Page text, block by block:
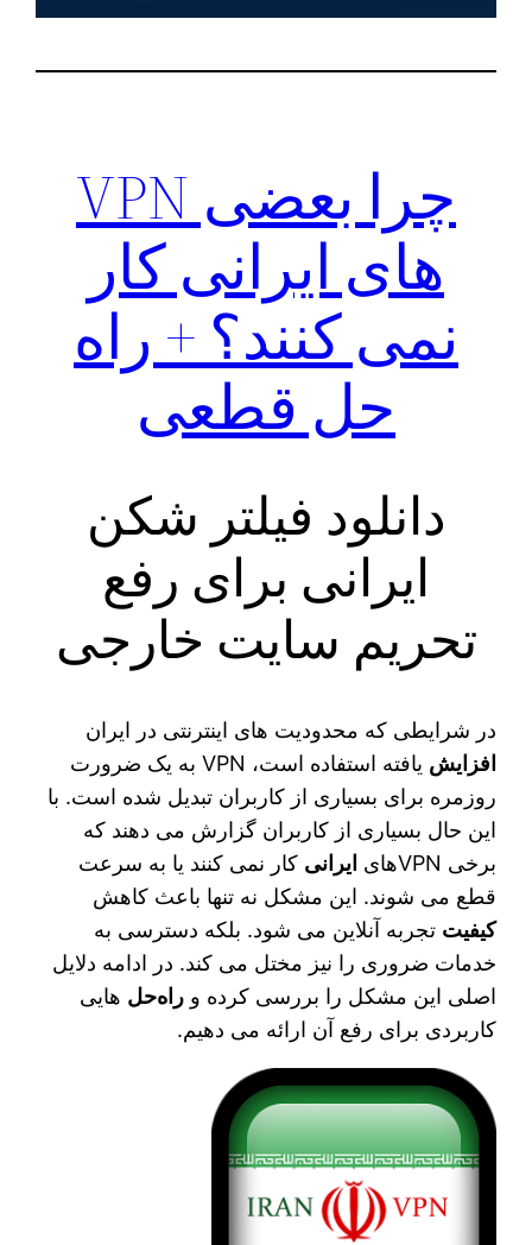
چرا بعضی VPN
های ایرانی کار
نمی‌ کنند؟ + راه
حل قطعی
دانلود فیلتر شکن
ایرانی برای رفع
تحریم سایت خارجی
در شرایطی که محدودیت‌ های اینترنتی در ایران
افزایش
یافته استفاده است، VPN به یک ضرورت
روزمره برای بسیاری از کاربران تبدیل شده است. با
این حال بسیاری از کاربران گزارش می‌ دهند که
برخی VPNهای
ایرانی کار نمی‌ کنند یا به سرعت
قطع می‌ شوند. این مشکل نه‌ تنها باعث کاهش
کیفیت تجربه آنلاین می‌ شود. بلکه دسترسی به
خدمات ضروری را نیز مختل می‌ کند. در ادامه دلایل
اصلی این مشکل را بررسی کرده وراه‌حل‌ هایی
کاربردی برای رفع آن ارائه می‌ دهیم.